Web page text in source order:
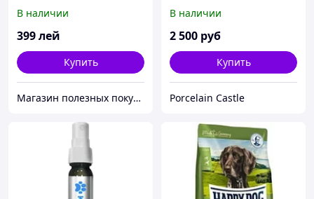
В наличии
399лей
Купить
Магазин полезных покупок "Goodbuy"
В наличии
2 500 руб
Купить
Porcelain Castle